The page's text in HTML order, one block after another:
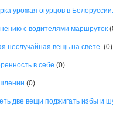
урожая огурцов в Белоруссии.
с водителями маршруток
неслучайная вещь на свете. (0)
в себе (0)
(0)
две вещи поджигать избы и